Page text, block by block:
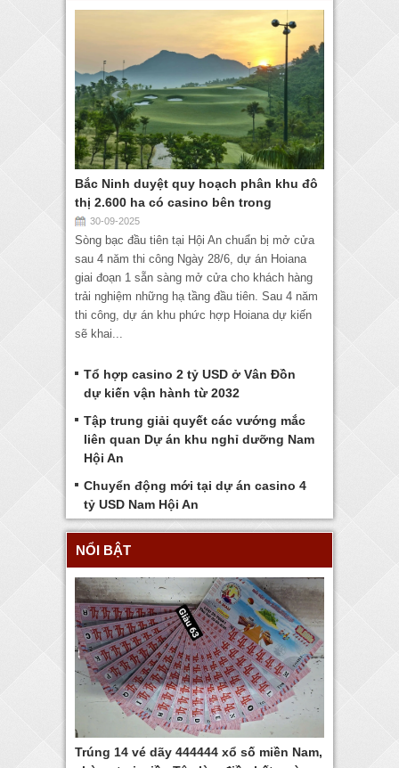
Bắc Ninh duyệt quy hoạch phân khu đô
thị 2.600 ha có casino bên trong
30-09-2025
Sòng bạc đầu tiên tại Hội An chuẩn bị mở cửa
sau 4 năm thi công Ngày 28/6, dự án Hoiana
giai đoạn 1 sẵn sàng mở cửa cho khách hàng
trải nghiệm những hạ tầng đầu tiên. Sau 4 năm
thi công, dự án khu phức hợp Hoiana dự kiến
sẽ khai...
Tổ hợp casino 2 tỷ USD ở Vân Đồn
dự kiến vận hành từ 2032
Tập trung giải quyết các vướng mắc
liên quan Dự án khu nghỉ dưỡng Nam
Hội An
Chuyển động mới tại dự án casino 4
tỷ USD Nam Hội An
NỔI BẬT
Trúng 14 vé dãy 444444 xổ số miền Nam,